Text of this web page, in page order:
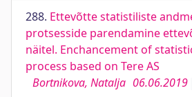
288. Ettevõtte statistiliste
protsesside parendamine
näitel. Enchancement of
process based on Tere AS
Bortnikova, Natalja 06.06.2019